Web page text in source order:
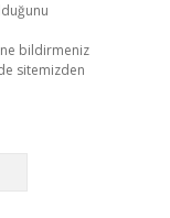
bildirmeniz
sitemizden